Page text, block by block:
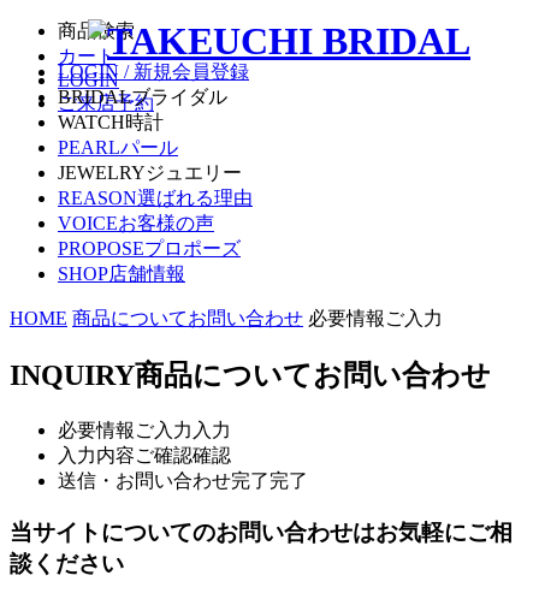
商品検索
カート
LOGIN
ご来店予約
LOGIN / 新規会員登録
BRIDALブライダル
WATCH時計
PEARLパール
JEWELRYジュエリー
REASON選ばれる理由
VOICEお客様の声
PROPOSEプロポーズ
SHOP店舗情報
HOME 商品についてお問い合わせ 必要情報ご入力
INQUIRY商品についてお問い合わせ
必要情報ご入力 入力
入力内容ご確認確認
送信・お問い合わせ完了完了
当サイトについてのお問い合わせはお気軽にご相
談ください